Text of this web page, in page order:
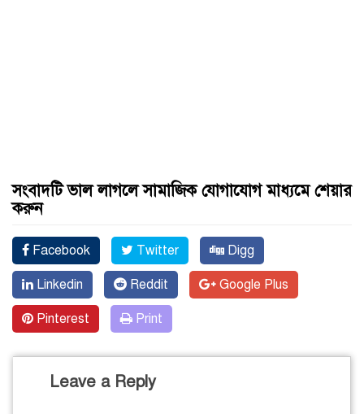
সংবাদটি ভাল লাগলে সামাজিক যোগাযোগ মাধ্যমে শেয়ার
করুন
Facebook Twitter Digg
Linkedin Reddit Google Plus
Pinterest Print
Leave a Reply